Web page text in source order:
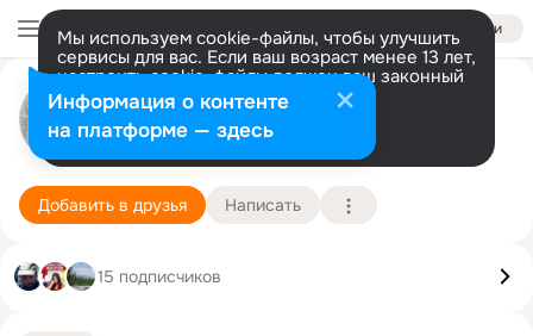
Войти
Мы используем cookie-файлы, чтобы улучшить
сервисы для вас. Если ваш возраст менее 13 лет,
настроить cookie-файлы должен ваш законный
представитель. Больше информации
Разрешить все Настроить
Елена Маркова (Беломестнова)
пгт. Шерловая Гора (Борзинский район)
Подробнее
Добавить в друзья Написать
15 подписчиков
Информация о контенте
на платформе — здесь